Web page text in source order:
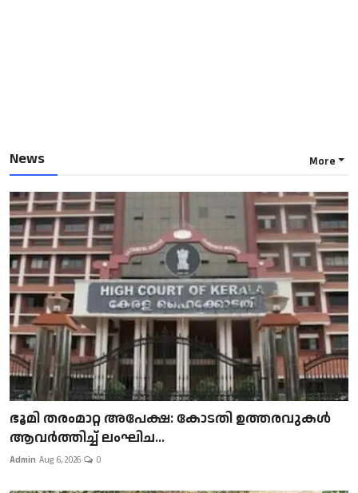
News More
ഭൂമി തരംമാറ്റ അപേക്ഷ: കോടതി ഉത്തരവുകൾ
ആവർത്തിച്ച് ലംഘിച...
Admin Aug 6, 2026 0